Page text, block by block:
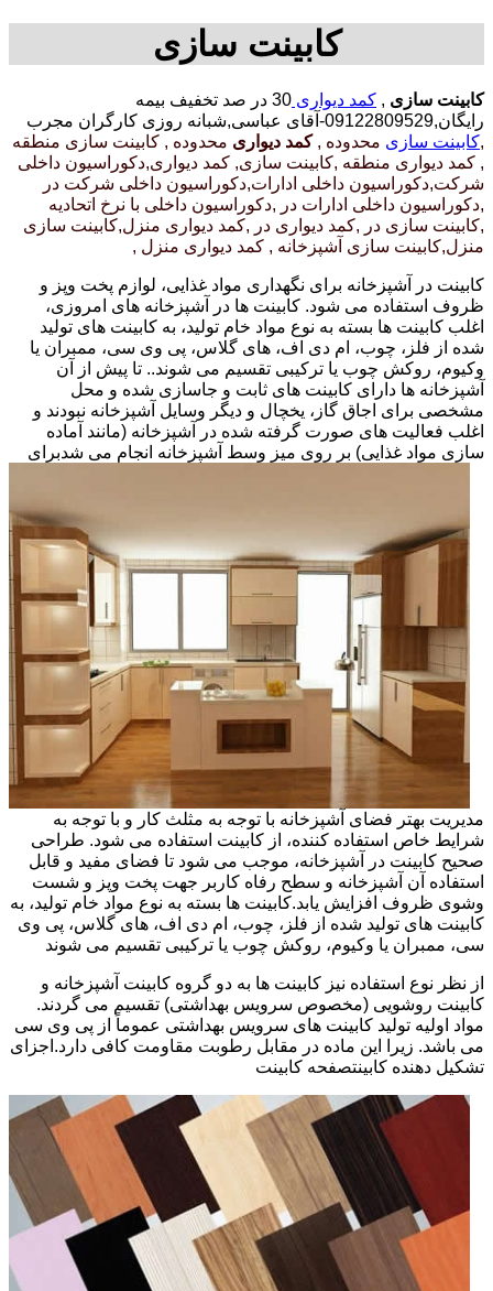
کابینت سازی
کابینت سازی , کمد دیواری
30 در صد تخفیف بیمه
رایگان,09122809529-آقای عباسی,شبانه روزی کارگران مجرب
,کابینت سازی محدوده ,کمد دیواری محدوده , کابینت سازی منطقه
, کمد دیواری منطقه ,کابینت سازی, کمد دیواری,دکوراسیون داخلی
شرکت,دکوراسیون داخلی ادارات,دکوراسیون داخلی شرکت در
,دکوراسیون داخلی ادارات در ,دکوراسیون داخلی با نرخ اتحادیه
,کابینت سازی در ,کمد دیواری در ,کمد دیواری منزل,کابینت سازی
منزل,کابینت سازی آشپزخانه , کمد دیواری منزل ,
کابینت در آشپزخانه برای نگهداری مواد غذایی، لوازم پخت وپز و
ظروف استفاده می شود. کابینت ها در آشپزخانه های امروزی،
اغلب کابینت ها بسته به نوع مواد خام تولید، به کابینت های تولید
شده از فلز، چوب، ام دی اف، های گلاس، پی وی سی، ممبران یا
وکیوم، روکش چوب یا ترکیبی تقسیم می شوند.. تا پیش از آن
آشپزخانه ها دارای کابینت های ثابت و جاسازی شده و محل
مشخصی برای اجاق گاز، یخچال و دیگر وسایل آشپزخانه نبودند و
اغلب فعالیت های صورت گرفته شده در آشپزخانه (مانند آماده
سازی مواد غذایی) بر روی میز وسط آشپزخانه انجام می شدبرای
مدیریت بهتر فضای آشپزخانه با توجه به مثلث کار و با توجه به
شرایط خاص استفاده کننده، از کابینت استفاده می شود. طراحی
صحیح کابینت در آشپزخانه، موجب می شود تا فضای مفید و قابل
استفاده آن آشپزخانه و سطح رفاه کاربر جهت پخت وپز و شست
وشوی ظروف افزایش یابد.کابینت ها بسته به نوع مواد خام تولید، به
کابینت های تولید شده از فلز، چوب، ام دی اف، های گلاس، پی وی
سی، ممبران یا وکیوم، روکش چوب یا ترکیبی تقسیم می شوند
از نظر نوع استفاده نیز کابینت ها به دو گروه کابینت آشپزخانه و
کابینت روشویی (مخصوص سرویس بهداشتی) تقسیم می گردند.
مواد اولیه تولید کابینت های سرویس بهداشتی عموماً از پی وی سی
می باشد. زیرا این ماده در مقابل رطوبت مقاومت کافی دارد.اجزای
تشکیل دهنده کابینتصفحه کابینت